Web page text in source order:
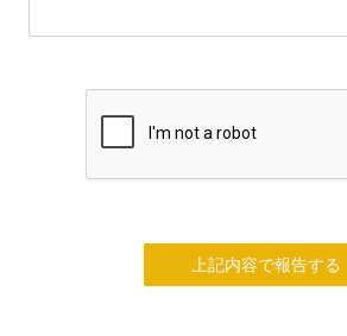
上記内容で報告する